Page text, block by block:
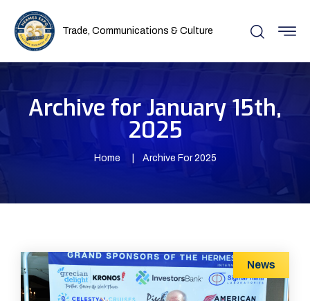
Trade, Communications & Culture
Archive for January 15th,
2025
Home Archive For 2025
News